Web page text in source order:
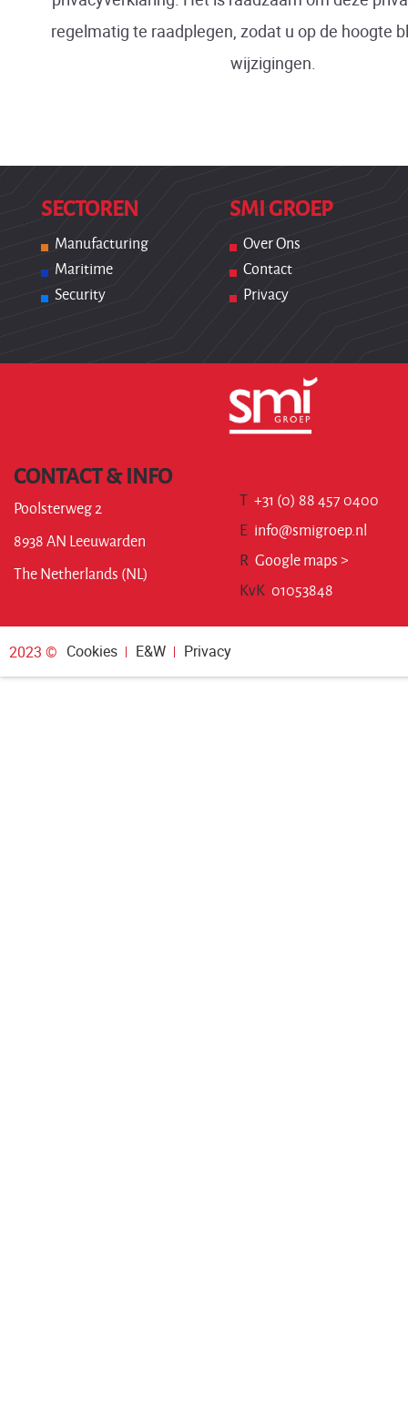
regelmatig te raadplegen, zodat u op de hoogte
wijzigingen.
SECTOREN
Manufacturing
Maritime
Security
SMI GROEP
Over Ons
Contact
Privacy
CONTACT & INFO
Poolsterweg 2
8938 AN Leeuwarden
The Netherlands (NL)
T +31 (0) 88 457 0400
E info@smigroep.nl
R Google maps >
KvK 01053848
2023 © Cookies E&W Privacy